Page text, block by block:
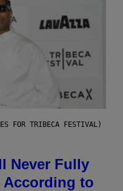
FOR TRIBECA FESTIVAL)
Never Fully
According to